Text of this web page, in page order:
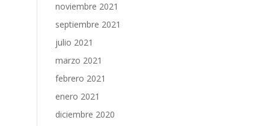
noviembre 2021
septiembre 2021
julio 2021
marzo 2021
febrero 2021
enero 2021
diciembre 2020